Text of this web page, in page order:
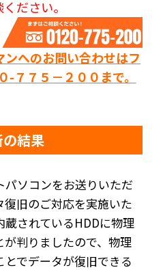
ださい。
へのお問い合わせはフ
-７７５－２００まで。
結果
ソコンをお送りいただ
旧のご対応を実施いた
蔵されているHDDに物理
判りましたので、物理
でデータが復旧できる